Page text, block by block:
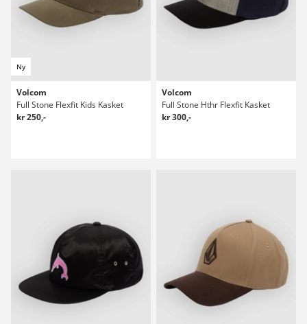
Ny
Volcom
Full Stone Flexfit Kids Kasket
kr 250,-
Volcom
Full Stone Hthr Flexfit Kasket
kr 300,-